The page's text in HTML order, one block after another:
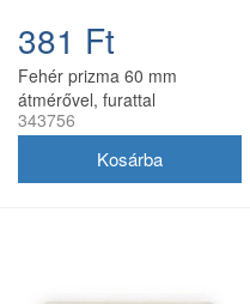
381 Ft
Fehér prizma 60 mm
átmérővel, furattal
utánfutóhoz
343756